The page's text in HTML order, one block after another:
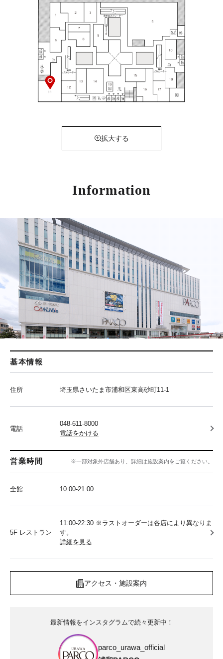
拡大する
Information
基本情報
住所 埼玉県さいたま市浦和区東高砂町11-1
電話
048-611-8000
電話をかける
営業時間 ※一部対象外店舗あり、詳細は施設案内をご覧ください。
全館 10:00‐21:00
5F レストラン
11:00-22:30 ※ラストオーダーは各店により異なりま
す。
詳細を見る
アクセス・施設案内
最新情報をインスタグラムで続々更新中！
parco_urawa_official